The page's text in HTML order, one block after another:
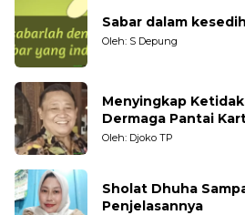
Sabar dalam
Oleh: S Depung
Menyingkap
Dermaga Pantai
Nelayan Tradisional
Oleh: Djoko TP
Sholat Dhuha
Penjelasannya